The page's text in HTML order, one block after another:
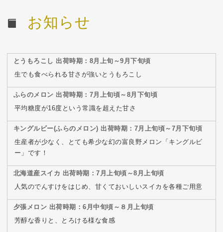
お知らせ
とうもろこし 出荷時期：8月上旬～9月下旬頃
生でも食べられる甘さが強いとうもろこし
ふらのメロン 出荷時期：7月上旬頃～8月下旬頃
平均糖度が16度という常識を超えた甘さ
キングルビー(ふらのメロン) 出荷時期：7月上旬頃～7月下旬頃
生産者が少なく、とても希少な幻の富良野メロン「キングルビ
ー」です！
北海道産スイカ 出荷時期：7月上旬頃～8月上旬頃
人気のでんすけをはじめ、甘くておいしいスイカを各種ご用意
夕張メロン 出荷時期：6月中旬頃～８月上旬頃
芳醇な香りと、とろける様な食感